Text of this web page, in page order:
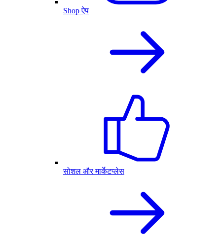
Shop ऐप
सोशल और मार्केटप्लेस